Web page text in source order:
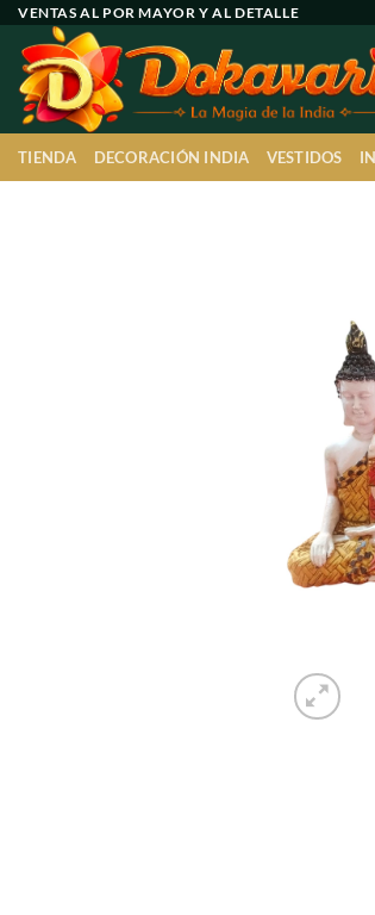
contenido
VENTAS AL POR MAYOR Y AL DETALLE
TIENDA DECORACIÓN INDIA VESTIDOS